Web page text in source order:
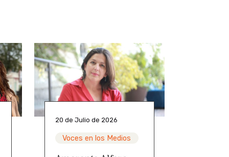
20 de Julio de 2026
Voces en los Medios